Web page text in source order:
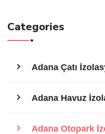
Categories
Adana Çatı
Adana Havuz
Adana Otopark